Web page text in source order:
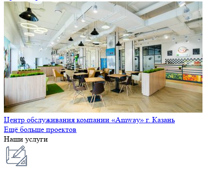
Центр обслуживания компании «Amway» г. Казань
Ещё больше проектов
Наши услуги